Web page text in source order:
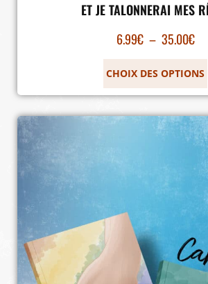
ET JE TALONNERAI MES
6.99€ – 35.00€
CHOIX DES OPTIONS